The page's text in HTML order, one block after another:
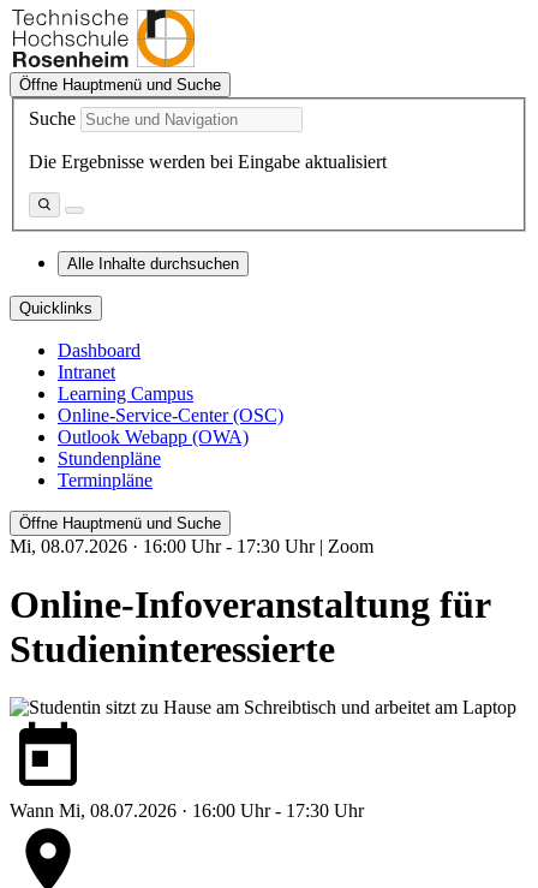
Öffne Hauptmenü und Suche
Suche
Die Ergebnisse werden bei Eingabe aktualisiert
Alle Inhalte durchsuchen
Quicklinks
Dashboard
Intranet
Learning Campus
Online-Service-Center (OSC)
Outlook Webapp (OWA)
Stundenpläne
Terminpläne
Öffne Hauptmenü und Suche
Mi, 08.07.2026 · 16:00 Uhr - 17:30 Uhr | Zoom
Online-Infoveranstaltung für
Studieninteressierte
Wann Mi, 08.07.2026 · 16:00 Uhr - 17:30 Uhr